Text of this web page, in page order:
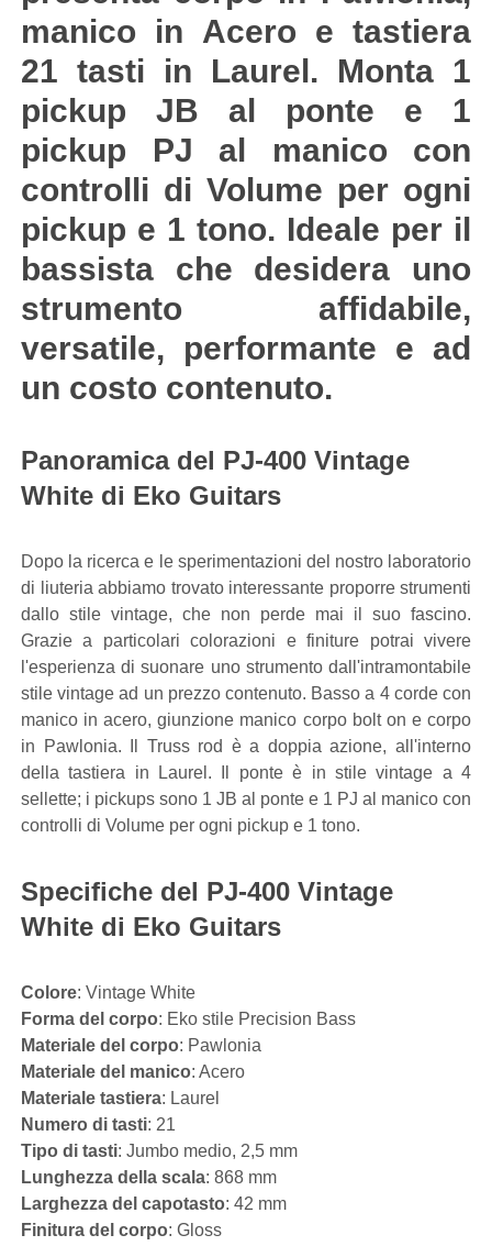
manico in Acero e tastiera
21 tasti in Laurel. Monta 1
pickup JB al ponte e 1
pickup PJ al manico con
controlli di Volume per ogni
pickup e 1 tono. Ideale per il
bassista che desidera uno
strumento affidabile,
versatile, performante e ad
un costo contenuto.
Panoramica del PJ-400 Vintage
White di Eko Guitars
Dopo la ricerca e le sperimentazioni del nostro laboratorio
di liuteria abbiamo trovato interessante proporre strumenti
dallo stile vintage, che non perde mai il suo fascino.
Grazie a particolari colorazioni e finiture potrai vivere
l'esperienza di suonare uno strumento dall'intramontabile
stile vintage ad un prezzo contenuto. Basso a 4 corde con
manico in acero, giunzione manico corpo bolt on e corpo
in Pawlonia. Il Truss rod è a doppia azione, all'interno
della tastiera in Laurel. Il ponte è in stile vintage a 4
sellette; i pickups sono 1 JB al ponte e 1 PJ al manico con
controlli di Volume per ogni pickup e 1 tono.
Specifiche del PJ-400 Vintage
White di Eko Guitars
Colore: Vintage White
Forma del corpo: Eko stile Precision Bass
Materiale del corpo: Pawlonia
Materiale del manico: Acero
Materiale tastiera: Laurel
Numero di tasti: 21
Tipo di tasti: Jumbo medio, 2,5 mm
Lunghezza della scala: 868 mm
Larghezza del capotasto: 42 mm
Finitura del corpo: Gloss